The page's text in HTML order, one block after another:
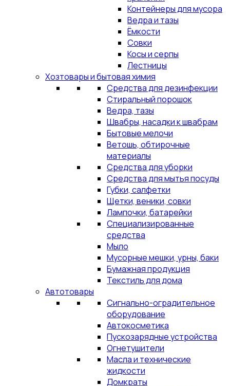
Контейнеры для мусора
Ведра и тазы
Ёмкости
Совки
Косы и серпы
Лестницы
Хозтовары и бытовая химия
Средства для дезинфекции
Стиральный порошок
Ведра, тазы
Швабры, насадки к швабрам
Бытовые мелочи
Ветошь, обтирочные
материалы
Средства для уборки
Средства для мытья посуды
Губки, салфетки
Щетки, веники, совки
Лампочки, батарейки
Специализированные
средства
Мыло
Мусорные мешки, урны, баки
Бумажная продукция
Текстиль для дома
Автотовары
Сигнально-оградительное
оборудование
Автокосметика
Пускозарядные устройства
Огнетушители
Масла и технические
жидкости
Домкраты